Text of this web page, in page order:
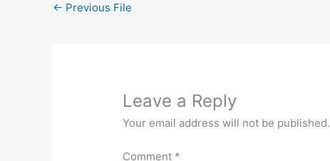
← Previous File
Leave a Reply
Your email address will not be published.
Comment *